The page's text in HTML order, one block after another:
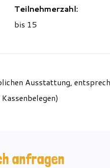
Teilnehmerzahl:
bis 15
Ausstattung,
anfragen